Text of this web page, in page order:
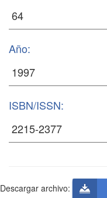
Año:
ISBN/ISSN:
Descargar archivo: